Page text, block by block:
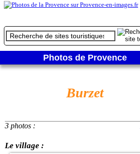
Photos de Provence
Burzet
3 photos :
Le village :